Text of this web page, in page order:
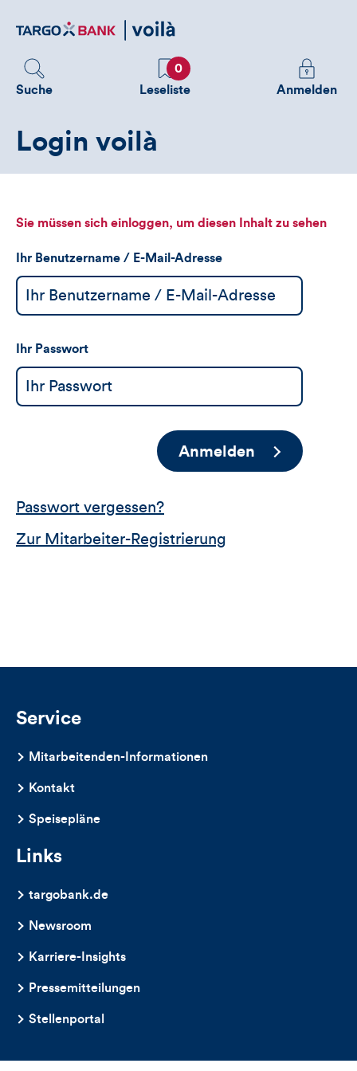
zum
Suche
Favoriten
0
Leseliste
Melden
Sie
sehen
Anmelden
Login voilà
Sie müssen sich einloggen, um diesen Inhalt zu sehen
Ihr Benutzername / E-Mail-Adresse
Ihr Passwort
Anmelden
Passwort vergessen?
Zur Mitarbeiter-Registrierung
Service
Mitarbeitenden-Informationen
Kontakt
Speisepläne
Links
targobank.de
Newsroom
Karriere-Insights
Pressemitteilungen
Stellenportal